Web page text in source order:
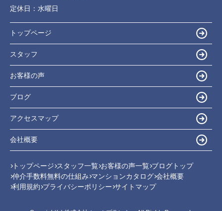
定休日： 水曜日
トップページ
スタッフ
お客様の声
ブログ
アクセスマップ
会社概要
トップページ スタッフ一覧 お客様の声一覧 ブログトップ
仲介手数料無料の仕組み マンションカタログ 会社概要
利用規約 プライバシーポリシー サイトマップ